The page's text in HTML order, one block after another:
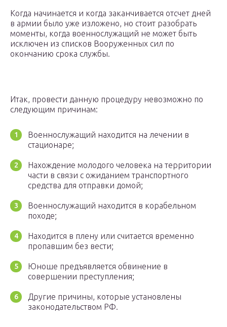
Когда начинается и когда заканчивается отсчет дней
в армии было уже изложено, но стоит разобрать
моменты, когда военнослужащий не может быть
исключен из списков Вооруженных сил по
окончанию срока службы.
Итак, провести данную процедуру невозможно по
следующим причинам:
Военнослужащий находится на лечении в
стационаре;
Нахождение молодого человека на территории
части в связи с ожиданием транспортного
средства для отправки домой;
Военнослужащий находится в корабельном
походе;
Находится в плену или считается временно
пропавшим без вести;
Юноше предъявляется обвинение в
совершении преступления;
Другие причины, которые установлены
законодательством РФ.